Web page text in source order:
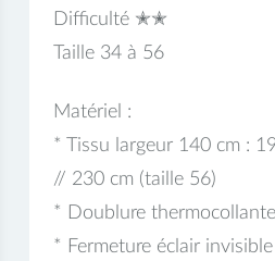
Difficulté ✭✭
Taille 34 à 56
Matériel :
* Tissu largeur 140 cm :
// 230 cm (taille 56)
* Doublure
* Fermeture éclair